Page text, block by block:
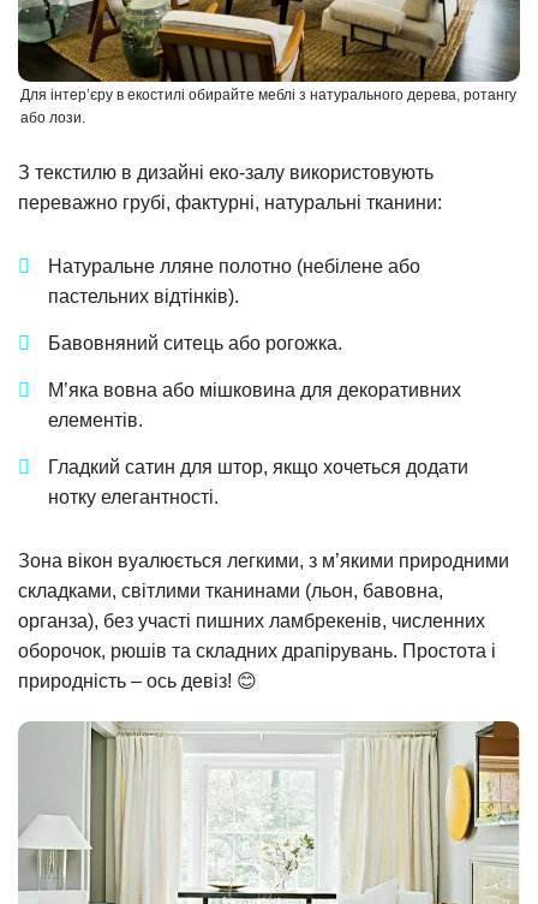
Для інтер’єру в екостилі обирайте меблі з натурального дерева, ротангу
або лози.
З текстилю в дизайні еко-залу використовують
переважно грубі, фактурні, натуральні тканини:
Натуральне лляне полотно (небілене або
пастельних відтінків).
Бавовняний ситець або рогожка.
М’яка вовна або мішковина для декоративних
елементів.
Гладкий сатин для штор, якщо хочеться додати
нотку елегантності.
Зона вікон вуалюється легкими, з м’якими природними
складками, світлими тканинами (льон, бавовна,
органза), без участі пишних ламбрекенів, численних
оборочок, рюшів та складних драпірувань. Простота і
природність – ось девіз! 😊